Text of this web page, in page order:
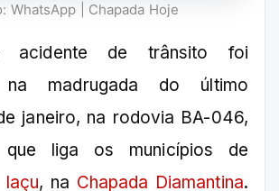
WhatsApp | Chapada Hoje
acidente de trânsito foi
na madrugada do último
janeiro, na rodovia BA-046,
liga os municípios de
Iaçu, na Chapada Diamantina.